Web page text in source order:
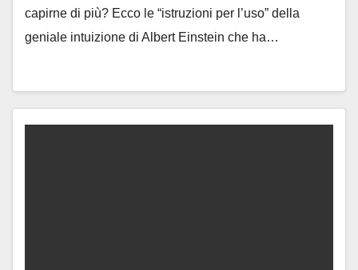
capirne di più? Ecco le “istruzioni per l’uso” della
geniale intuizione di Albert Einstein che ha…